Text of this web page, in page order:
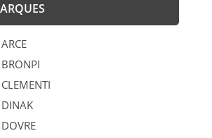
- ORIGINE DC &
PH
85,00 €
ARCE
BRONPI
CLEMENTI
DINAK
DOVRE